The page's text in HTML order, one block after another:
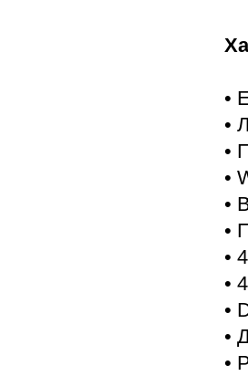
•
•
•
•
•
•
•
•
•
•
•